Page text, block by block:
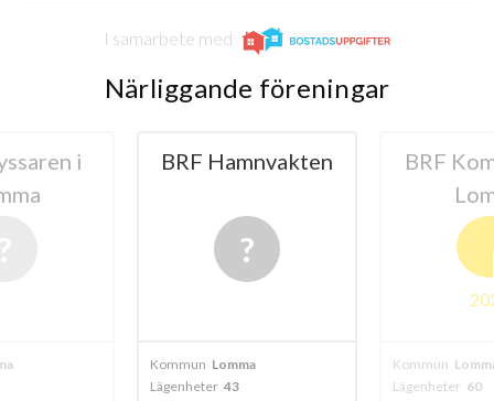
I samarbete med
Närliggande föreningar
i
BRF Hamnvakten
Kommun Lomma
Lägenheter 43
BRF
Kommun
Lägenheter 60